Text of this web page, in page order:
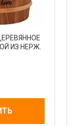
ИЗ НЕРЖ.